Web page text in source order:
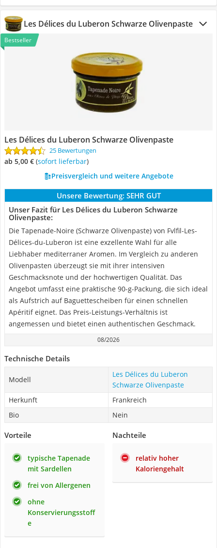
Les Délices du Luberon Schwarze Olivenpaste
Bestseller
Les Délices du Luberon Schwarze Olivenpaste
25 Bewertungen
ab 5,00 € ( Sofort lieferbar)
Preisvergleich und weitere Angebote
Unsere Bewertung: SEHR GUT
Unser Fazit für Les Délices du Luberon Schwarze
Olivenpaste:
Die Tapenade-Noire (Schwarze Olivenpaste) von Fvlfil-Les-
Délices-du-Luberon ist eine exzellente Wahl für alle
Liebhaber mediterraner Aromen. Im Vergleich zu anderen
Olivenpasten überzeugt sie mit ihrer intensiven
Geschmacksnote und der hochwertigen Qualität. Das
Angebot umfasst eine praktische 90-g-Packung, die sich ideal
als Aufstrich auf Baguettescheiben für einen schnellen
Apéritif eignet. Das Preis-Leistungs-Verhältnis ist
angemessen und bietet einen authentischen Geschmack.
08/2026
Technische Details
Modell
Les Délices du Luberon
Schwarze Olivenpaste
Herkunft
Frankreich
Bio
Nein
Vorteile
typische Tapenade
mit Sardellen
frei von Allergenen
ohne
Konservierungsstoff
e
Nachteile
relativ hoher
Kaloriengehalt